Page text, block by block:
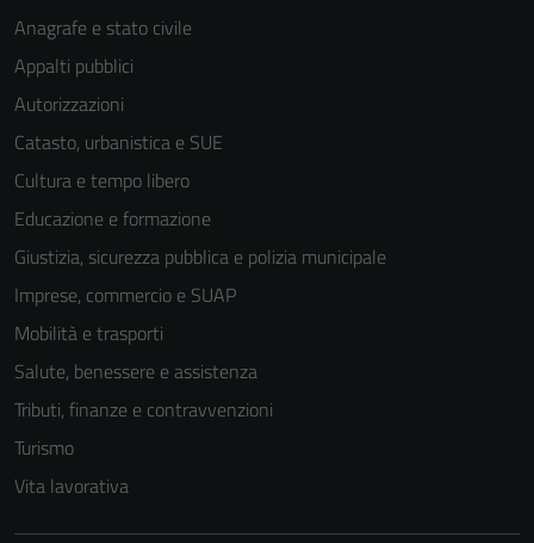
Anagrafe e stato civile
Appalti pubblici
Autorizzazioni
Catasto, urbanistica e SUE
Cultura e tempo libero
Educazione e formazione
Giustizia, sicurezza pubblica e polizia municipale
Imprese, commercio e SUAP
Mobilità e trasporti
Salute, benessere e assistenza
Tributi, finanze e contravvenzioni
Turismo
Vita lavorativa